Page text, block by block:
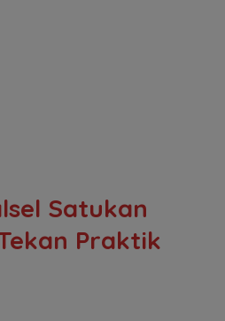
Satukan
Praktik